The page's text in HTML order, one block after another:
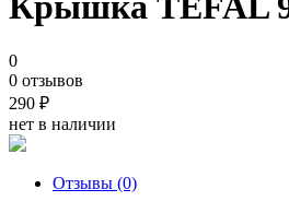
0
0 отзывов
290 ₽
нет в наличии
Отзывы (0)